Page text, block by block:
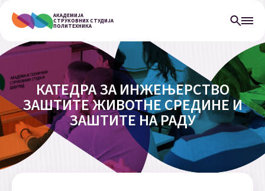
АКАДЕМИЈА
СТРУКОВНИХ СТУДИЈА
ПОЛИТЕХНИКА
КАТЕДРА ЗА ИНЖЕЊЕРСТВО
ЗАШТИТЕ ЖИВОТНЕ СРЕДИНЕ И
ЗАШТИТЕ НА РАДУ